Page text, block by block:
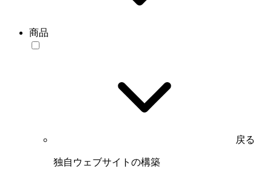
商品
戻る
独自ウェブサイトの構築